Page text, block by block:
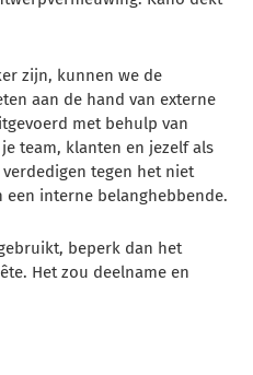
zijn, kunnen we de
aan de hand van externe
met behulp van
team, klanten en jezelf als
tegen het niet
een interne belanghebbende.
beperk dan het
Het zou deelname en